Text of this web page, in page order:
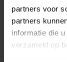
partners voor
partners
informatie die
verzameld op
Direct